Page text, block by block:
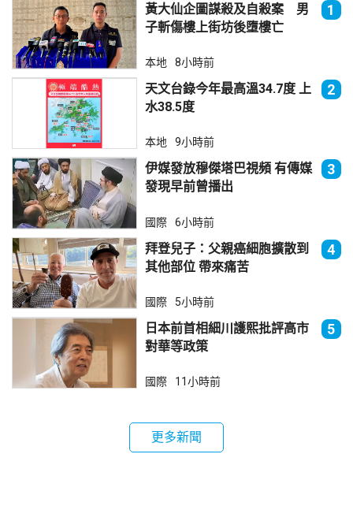
黃大仙企圖謀殺及自殺案 男
子斬傷樓上街坊後墮樓亡
1
本地 8小時前
天文台錄今年最高溫34.7度 上
水38.5度
2
本地 9小時前
伊媒發放穆傑塔巴視頻 有傳媒
發現早前曾播出
3
國際 6小時前
拜登兒子：父親癌細胞擴散到
其他部位 帶來痛苦
4
國際 5小時前
日本前首相細川護熙批評高市
對華等政策
5
國際 11小時前
更多新聞